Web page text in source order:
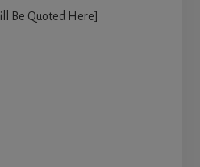
Be Quoted Here]